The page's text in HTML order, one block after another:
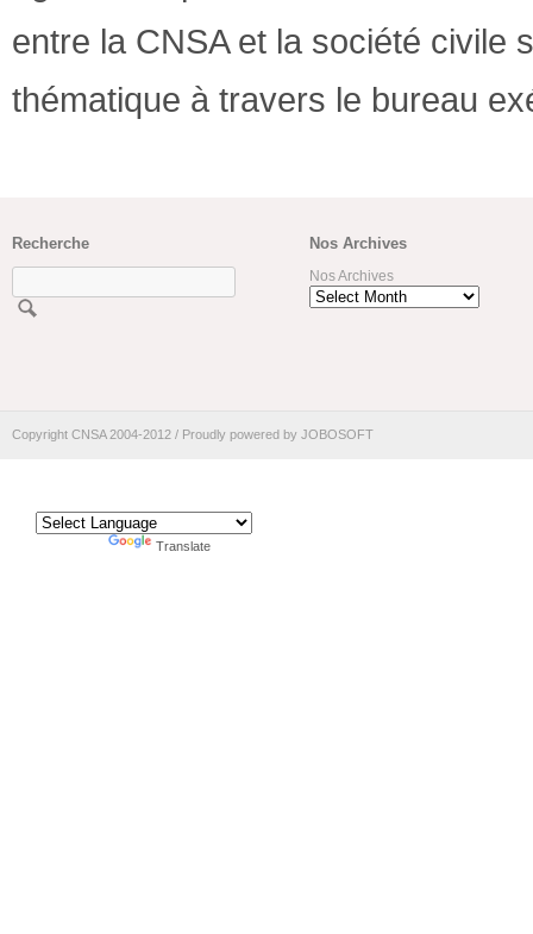
entre la CNSA et la société civile
thématique à travers le bureau
Recherche Nos Archives
Nos Archives
Copyright CNSA 2004-2012 / Proudly powered by JOBOSOFT
Translate